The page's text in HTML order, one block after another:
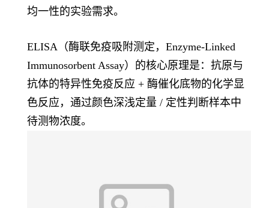
均一性的实验需求。
ELISA（酶联免疫吸附测定，Enzyme-Linked
Immunosorbent Assay）的核心原理是： 抗原与
抗体的特异性免疫反应 + 酶催化底物的化学显
色反应 ，通过颜色深浅定量 / 定性判断样本中
待测物浓度。